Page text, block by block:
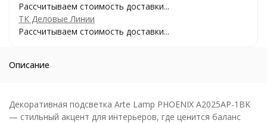
Рассчитываем стоимость доставки...
ТК Деловые Линии
Рассчитываем стоимость доставки...
Описание
Декоративная подсветка Arte Lamp PHOENIX A2025AP-1BK
— стильный акцент для интерьеров, где ценится баланс